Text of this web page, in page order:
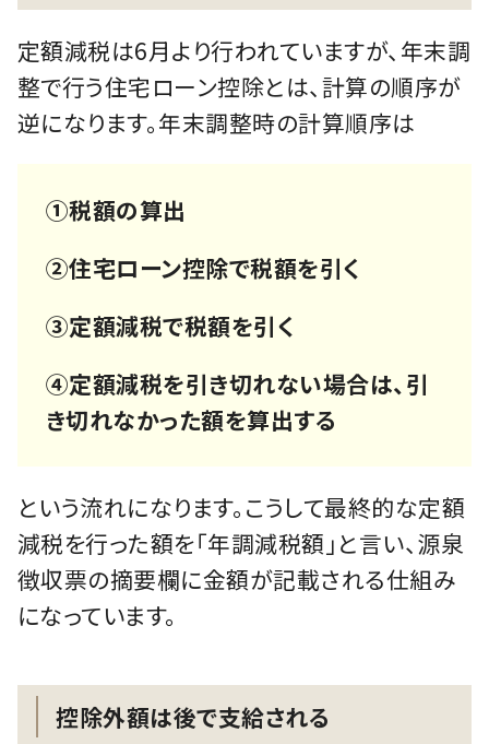
定額減税は6月より行われていますが、年末調
整で行う住宅ローン控除とは、計算の順序が
逆になります。年末調整時の計算順序は
①税額の算出
②住宅ローン控除で税額を引く
③定額減税で税額を引く
④定額減税を引き切れない場合は、引
き切れなかった額を算出する
という流れになります。こうして最終的な定額
減税を行った額を「年調減税額」と言い、源泉
徴収票の摘要欄に金額が記載される仕組み
になっています。
控除外額は後で支給される